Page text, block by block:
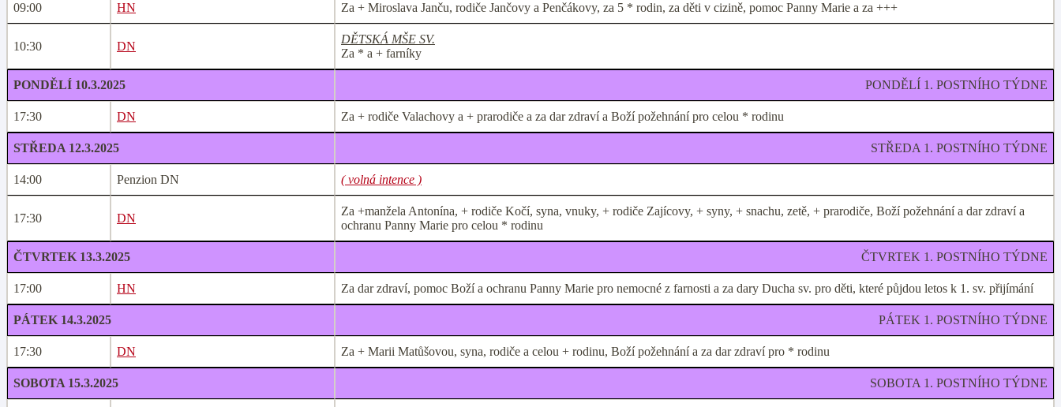
09:00 HN Za + Miroslava Janču, rodiče Jančovy a Penčákovy, za 5 * rodin, za děti v cizině, pomoc Panny Marie a za +++
10:30 DN
DĚTSKÁ MŠE SV.
Za * a + farníky
PONDĚLÍ 10.3.2025 PONDĚLÍ 1. POSTNÍHO TÝDNE
17:30 DN Za + rodiče Valachovy a + prarodiče a za dar zdraví a Boží požehnání pro celou * rodinu
STŘEDA 12.3.2025 STŘEDA 1. POSTNÍHO TÝDNE
14:00 Penzion DN ( volná intence )
17:30 DN
Za +manžela Antonína, + rodiče Kočí, syna, vnuky, + rodiče Zajícovy, + syny, + snachu, zetě, + prarodiče, Boží požehnání a dar zdraví a
ochranu Panny Marie pro celou * rodinu
ČTVRTEK 13.3.2025 ČTVRTEK 1. POSTNÍHO TÝDNE
17:00 HN Za dar zdraví, pomoc Boží a ochranu Panny Marie pro nemocné z farnosti a za dary Ducha sv. pro děti, které půjdou letos k 1. sv. přijímání
PÁTEK 14.3.2025 PÁTEK 1. POSTNÍHO TÝDNE
17:30 DN Za + Marii Matůšovou, syna, rodiče a celou + rodinu, Boží požehnání a za dar zdraví pro * rodinu
SOBOTA 15.3.2025 SOBOTA 1. POSTNÍHO TÝDNE